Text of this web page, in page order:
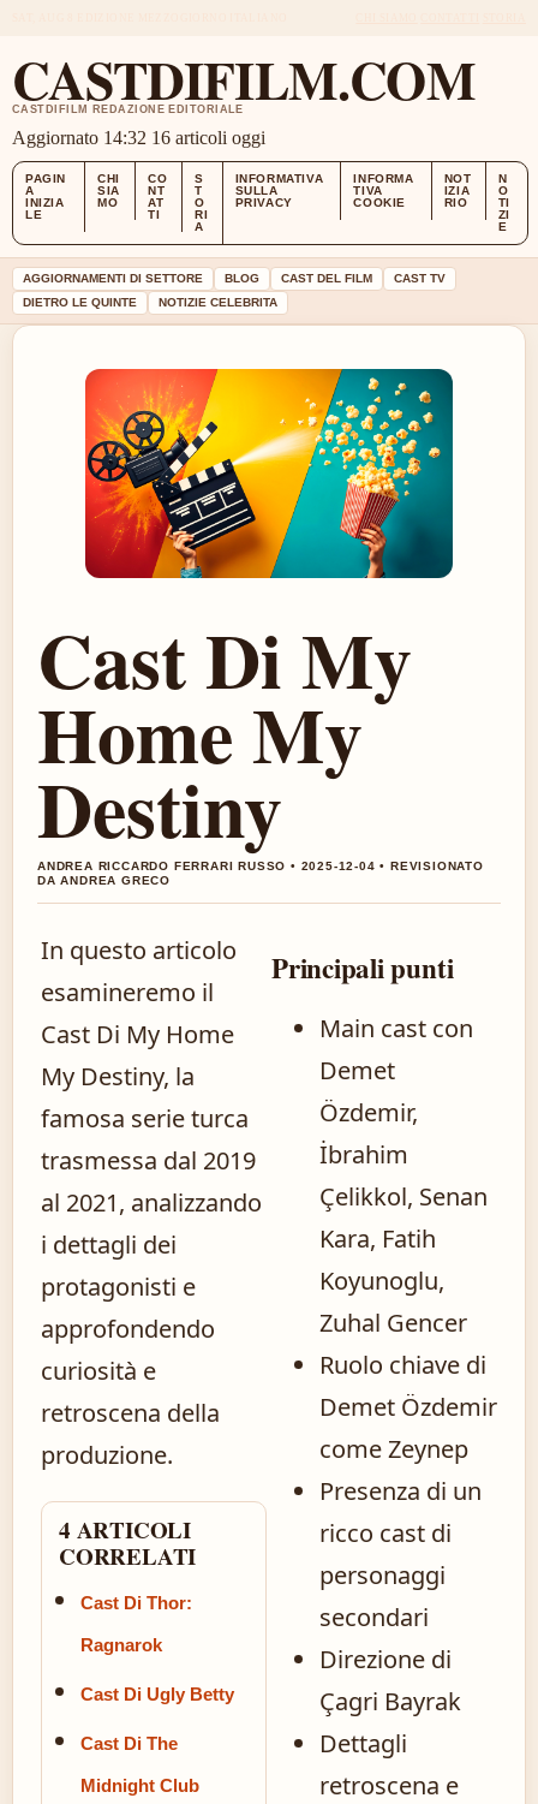
CASTDIFILM.COM
CASTDIFILM REDAZIONE EDITORIALE
Aggiornato 14:32 16 articoli oggi
PAGIN
A
INIZIA
LE
CHI
SIA
MO
CO
NT
AT
TI
S
T
O
RI
A
INFORMATIVA
SULLA
PRIVACY
INFORMA
TIVA
COOKIE
NOT
IZIA
RIO
N
O
TI
ZI
E
AGGIORNAMENTI DI SETTORE BLOG CAST DEL FILM
CAST TV
DIETRO LE QUINTE
NOTIZIE CELEBRITA
Cast Di My
Home My
Destiny
ANDREA RICCARDO FERRARI RUSSO • 2025-12-04 • REVISIONATO
DA ANDREA GRECO
In questo articolo
esamineremo il
Cast Di My Home
My Destiny, la
famosa serie turca
trasmessa dal 2019
al 2021, analizzando
i dettagli dei
protagonisti e
approfondendo
curiosità e
retroscena della
produzione.
4 ARTICOLI
CORRELATI
Cast Di Thor:
Ragnarok
Cast Di Ugly Betty
Cast Di The
Midnight Club
Principali punti
Main cast con
Demet
Özdemir,
İbrahim
Çelikkol, Senan
Kara, Fatih
Koyunoglu,
Zuhal Gencer
Ruolo chiave di
Demet Özdemir
come Zeynep
Presenza di un
ricco cast di
personaggi
secondari
Direzione di
Çagri Bayrak
Dettagli
retroscena e